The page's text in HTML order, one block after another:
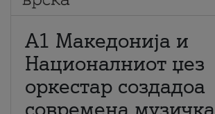
А1 Македонија и
Националниот џез
оркестар создадоа
современа музичка